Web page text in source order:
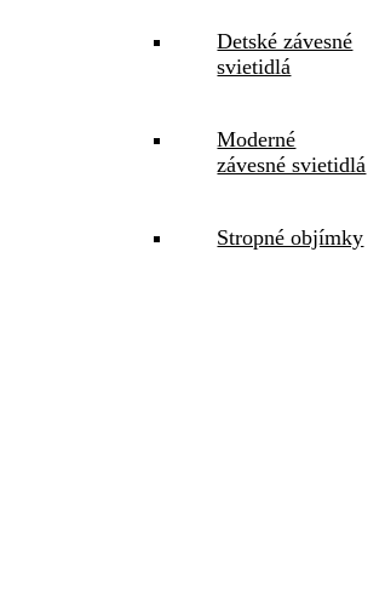
Detské závesné
svietidlá
Moderné
závesné svietidlá
Stropné objímky